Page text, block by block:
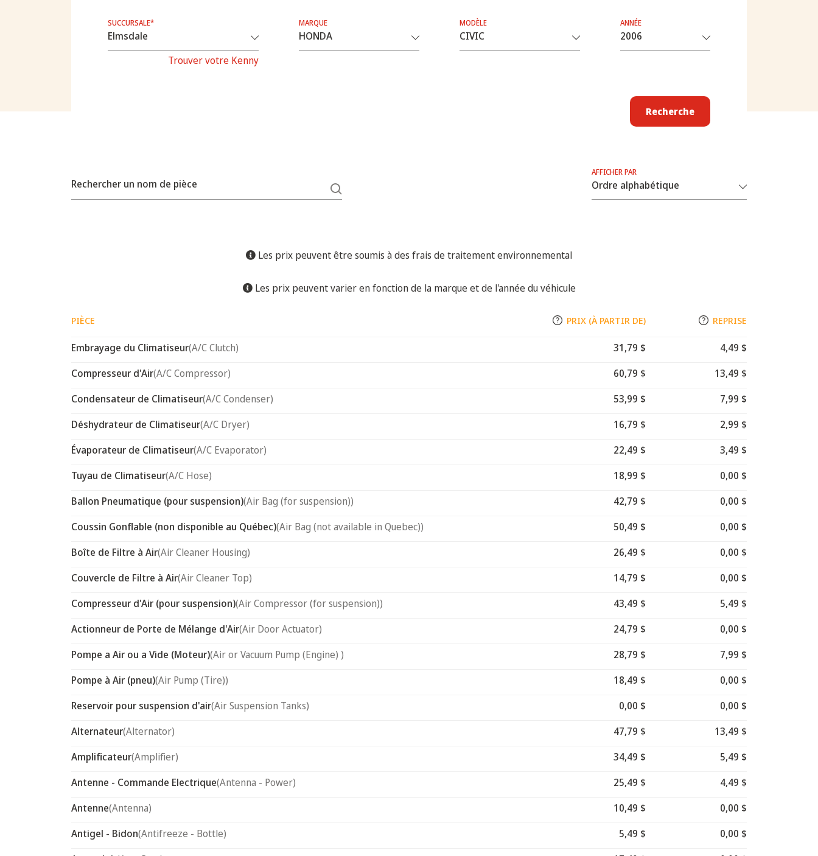
SUCCURSALE*
Trouver votre Kenny
MARQUE MODÈLE ANNÉE
Recherche
Rechercher un nom de pièce
AFFICHER PAR
Les prix peuvent être soumis à des frais de traitement environnemental
Les prix peuvent varier en fonction de la marque et de l'année du véhicule
PIÈCE PRIX (À PARTIR DE) REPRISE
Embrayage du Climatiseur(A/C Clutch) 31,79 $
4,49 $
Compresseur d'Air(A/C Compressor) 60,79 $
13,49 $
Condensateur de Climatiseur(A/C Condenser) 53,99 $
7,99 $
Déshydrateur de Climatiseur(A/C Dryer) 16,79 $
2,99 $
Évaporateur de Climatiseur(A/C Evaporator) 22,49 $
3,49 $
Tuyau de Climatiseur(A/C Hose) 18,99 $
0,00 $
Ballon Pneumatique (pour suspension)(Air Bag (for suspension)) 42,79 $
0,00 $
Coussin Gonflable (non disponible au Québec)(Air Bag (not available in Quebec)) 50,49 $
0,00 $
Boîte de Filtre à Air(Air Cleaner Housing) 26,49 $
0,00 $
Couvercle de Filtre à Air(Air Cleaner Top) 14,79 $
0,00 $
Compresseur d'Air (pour suspension)(Air Compressor (for suspension)) 43,49 $
5,49 $
Actionneur de Porte de Mélange d'Air(Air Door Actuator) 24,79 $
0,00 $
Pompe a Air ou a Vide (Moteur)(Air or Vacuum Pump (Engine) ) 28,79 $
7,99 $
Pompe à Air (pneu)(Air Pump (Tire)) 18,49 $
0,00 $
Reservoir pour suspension d'air(Air Suspension Tanks) 0,00 $
0,00 $
Alternateur(Alternator) 47,79 $
13,49 $
Amplificateur(Amplifier) 34,49 $
5,49 $
Antenne - Commande Electrique(Antenna - Power) 25,49 $
4,49 $
Antenne(Antenna) 10,49 $
0,00 $
Antigel - Bidon(Antifreeze - Bottle) 5,49 $
0,00 $